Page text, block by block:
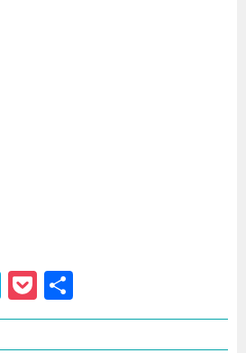
H
at
e
P
o
c
有